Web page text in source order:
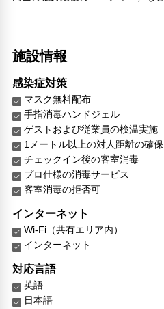
施設情報
感染症対策
マスク無料配布
手指消毒ハンドジェル
ゲストおよび従業員の検温実施
1メートル以上の対人距離の確保
チェックイン後の客室消毒
プロ仕様の消毒サービス
客室消毒の拒否可
インターネット
Wi-Fi（共有エリア内）
インターネット
対応言語
英語
日本語